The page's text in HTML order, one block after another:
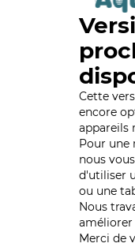
Cette
encore
appareils
Pour une
nous
d'utiliser
ou une
Nous
Merci de